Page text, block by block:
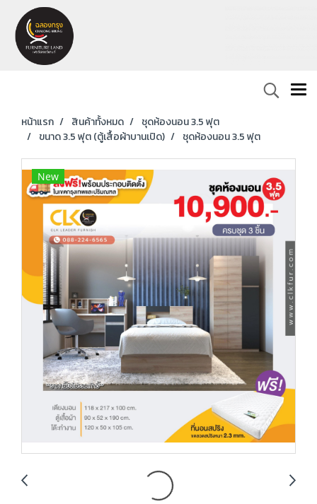
หน้าแรก สินค้าทั้งหมด
ชุดห้องนอน 3.5 ฟุต
ขนาด 3.5 ฟุต (ตู้เสื้อผ้าบานเปิด)
ชุดห้องนอน 3.5 ฟุต
New